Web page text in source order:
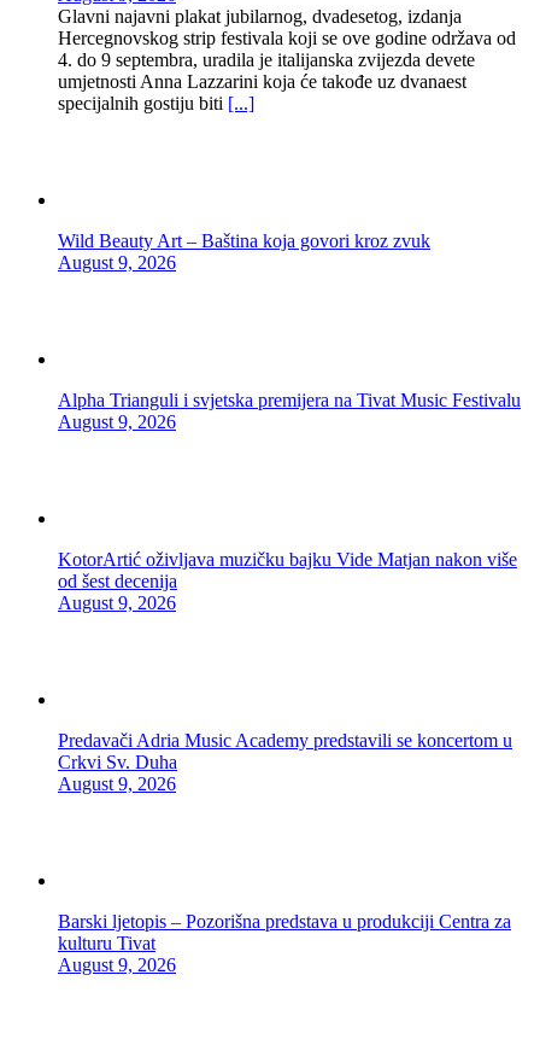
Glavni najavni plakat jubilarnog, dvadesetog, izdanja
Hercegnovskog strip festivala koji se ove godine održava od
4. do 9 septembra, uradila je italijanska zvijezda devete
umjetnosti Anna Lazzarini koja će takođe uz dvanaest
specijalnih gostiju biti [...]
Wild Beauty Art – Baština koja govori kroz zvuk
August 9, 2026
Alpha Trianguli i svjetska premijera na Tivat Music Festivalu
August 9, 2026
KotorArtić oživljava muzičku bajku Vide Matjan nakon više
od šest decenija
August 9, 2026
Predavači Adria Music Academy predstavili se koncertom u
Crkvi Sv. Duha
August 9, 2026
Barski ljetopis – Pozorišna predstava u produkciji Centra za
kulturu Tivat
August 9, 2026